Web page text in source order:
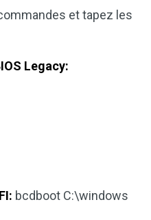
et tapez les
Legacy:
bcdboot C:\windows